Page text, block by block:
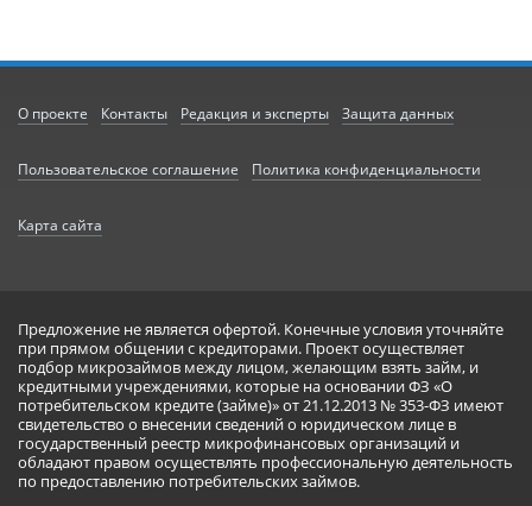
О проекте Контакты Редакция и эксперты Защита данных
Пользовательское соглашение Политика конфиденциальности
Карта сайта
Предложение не является офертой. Конечные условия уточняйте
при прямом общении с кредиторами. Проект осуществляет
подбор микрозаймов между лицом, желающим взять займ, и
кредитными учреждениями, которые на основании ФЗ «О
потребительском кредите (займе)» от 21.12.2013 № 353-ФЗ имеют
свидетельство о внесении сведений о юридическом лице в
государственный реестр микрофинансовых организаций и
обладают правом осуществлять профессиональную деятельность
по предоставлению потребительских займов.